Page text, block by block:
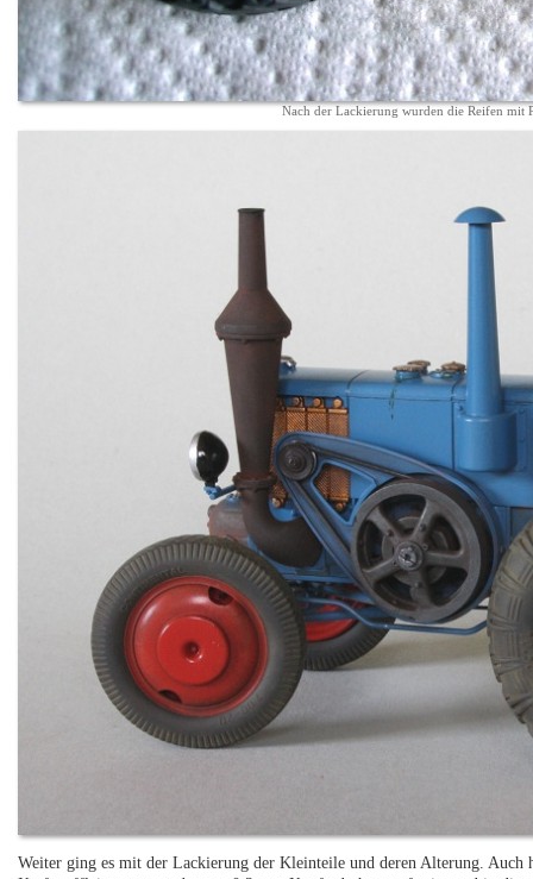
Nach der Lackierung wurden die Reifen mit
Weiter ging es mit der Lackierung der Kleinteile und deren Alterung.